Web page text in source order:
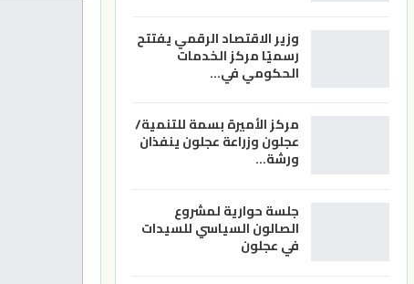
وزير الاقتصاد الرقمي يفتتح
رسميًا مركز الخدمات
الحكومي في…
مركز الأميرة بسمة للتنمية/
عجلون وزراعة عجلون ينفذان
ورشة…
جلسة حوارية لمشروع
الصالون السياسي للسيدات
في عجلون